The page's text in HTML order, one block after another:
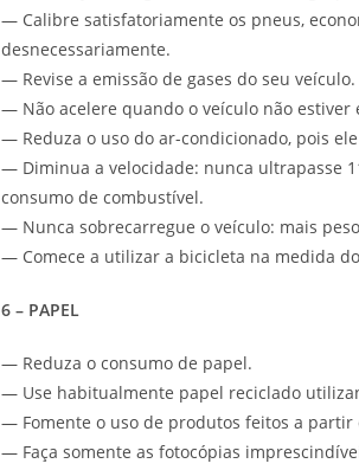
— Calibre satisfatoriamente os pneus,
desnecessariamente.
— Revise a emissão de gases do seu veículo.
— Não acelere quando o veículo não estiver
— Reduza o uso do ar-condicionado, pois
— Diminua a velocidade: nunca ultrapasse
consumo de combustível.
— Nunca sobrecarregue o veículo: mais
— Comece a utilizar a bicicleta na medida
6 – PAPEL
— Reduza o consumo de papel.
— Use habitualmente papel reciclado
— Fomente o uso de produtos feitos a partir
— Faça somente as fotocópias